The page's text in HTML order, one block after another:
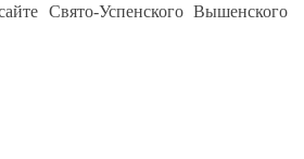
Свято-Успенского Вышенского